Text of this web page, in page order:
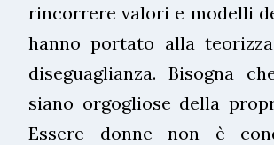
rincorrere valori e modelli
hanno portato alla
diseguaglianza. Bisogna
siano orgogliose della
Essere donne non è